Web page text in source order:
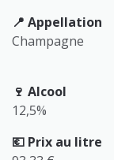
📍 Appellation
Champagne
🍷 Alcool
12,5%
💶 Prix au litre